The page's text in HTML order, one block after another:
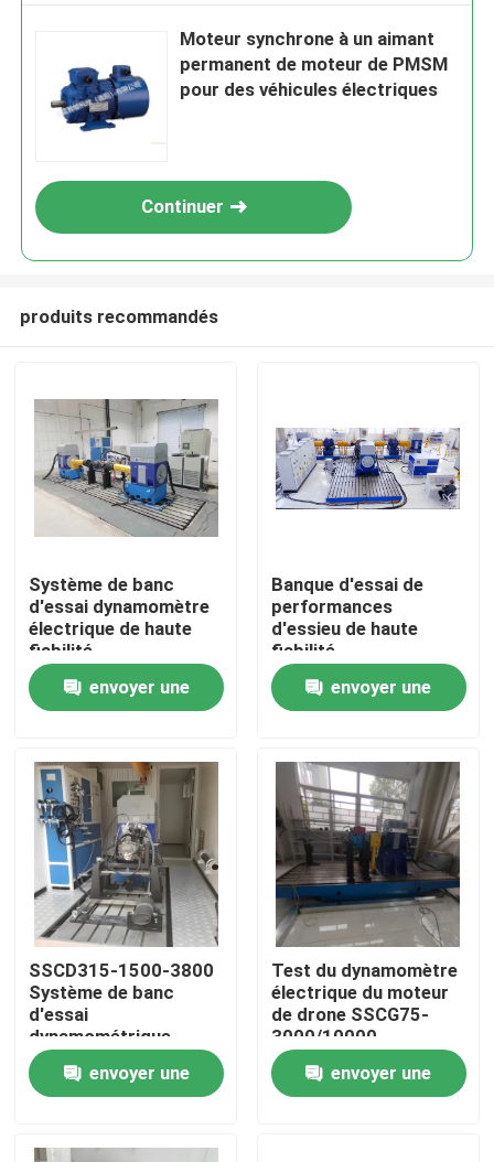
À la maison
Produits
À propos de nous
Contrôle qualité
Contactez-nous
Nouvelles
Les affaires
Dynamomètre de couple
Dynamomètre à grande vitesse
Moteur synchrone à un aimant
permanent de moteur de PMSM
pour des véhicules électriques
Continuer
produits recommandés
Système de banc
d'essai dynamomètre
électrique de haute
fiabilité
envoyer une
Banque d'essai de
performances
d'essieu de haute
fiabilité
envoyer une
SSCD315-1500-3800
Système de banc
d'essai
dynamométrique
électrique pour
moteur diesel 315kW
envoyer une
Test du dynamomètre
électrique du moteur
de drone SSCG75-
3000/10000
envoyer une